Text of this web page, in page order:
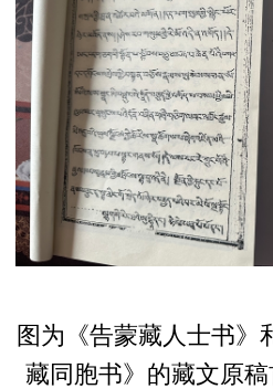
图为 《告蒙藏人士书
藏同胞书》的藏文原